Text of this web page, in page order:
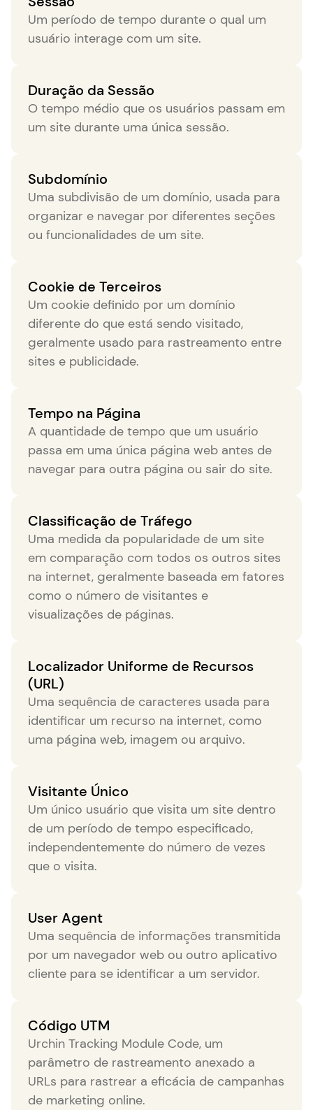
Um período de tempo durante o qual um
usuário interage com um site.
Duração da Sessão
O tempo médio que os usuários passam em
um site durante uma única sessão.
Subdomínio
Uma subdivisão de um domínio, usada para
organizar e navegar por diferentes seções
ou funcionalidades de um site.
Cookie de Terceiros
Um cookie definido por um domínio
diferente do que está sendo visitado,
geralmente usado para rastreamento entre
sites e publicidade.
Tempo na Página
A quantidade de tempo que um usuário
passa em uma única página web antes de
navegar para outra página ou sair do site.
Classificação de Tráfego
Uma medida da popularidade de um site
em comparação com todos os outros sites
na internet, geralmente baseada em fatores
como o número de visitantes e
visualizações de páginas.
Localizador Uniforme de Recursos
(URL)
Uma sequência de caracteres usada para
identificar um recurso na internet, como
uma página web, imagem ou arquivo.
Visitante Único
Um único usuário que visita um site dentro
de um período de tempo especificado,
independentemente do número de vezes
que o visita.
User Agent
Uma sequência de informações transmitida
por um navegador web ou outro aplicativo
cliente para se identificar a um servidor.
Código UTM
Urchin Tracking Module Code, um
parâmetro de rastreamento anexado a
URLs para rastrear a eficácia de campanhas
de marketing online.